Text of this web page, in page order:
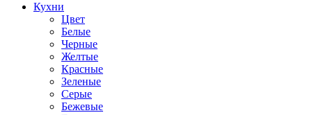
Кухни
Цвет
Белые
Черные
Желтые
Красные
Зеленые
Серые
Бежевые